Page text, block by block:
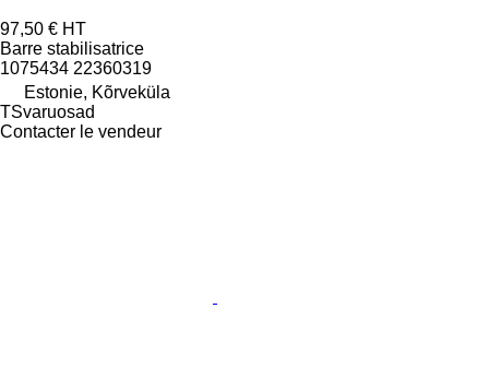
97,50 € HT
Barre stabilisatrice
1075434 22360319
Estonie, Kõrveküla
TSvaruosad
Contacter le vendeur